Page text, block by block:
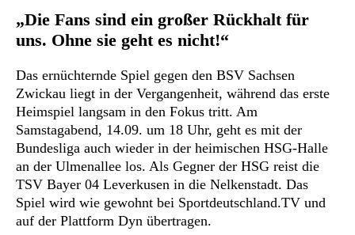
„Die Fans sind ein großer Rückhalt für
uns. Ohne sie geht es nicht!“
Das ernüchternde Spiel gegen den BSV Sachsen
Zwickau liegt in der Vergangenheit, während das erste
Heimspiel langsam in den Fokus tritt. Am
Samstagabend, 14.09. um 18 Uhr, geht es mit der
Bundesliga auch wieder in der heimischen HSG-Halle
an der Ulmenallee los. Als Gegner der HSG reist die
TSV Bayer 04 Leverkusen in die Nelkenstadt. Das
Spiel wird wie gewohnt bei Sportdeutschland.TV und
auf der Plattform Dyn übertragen.